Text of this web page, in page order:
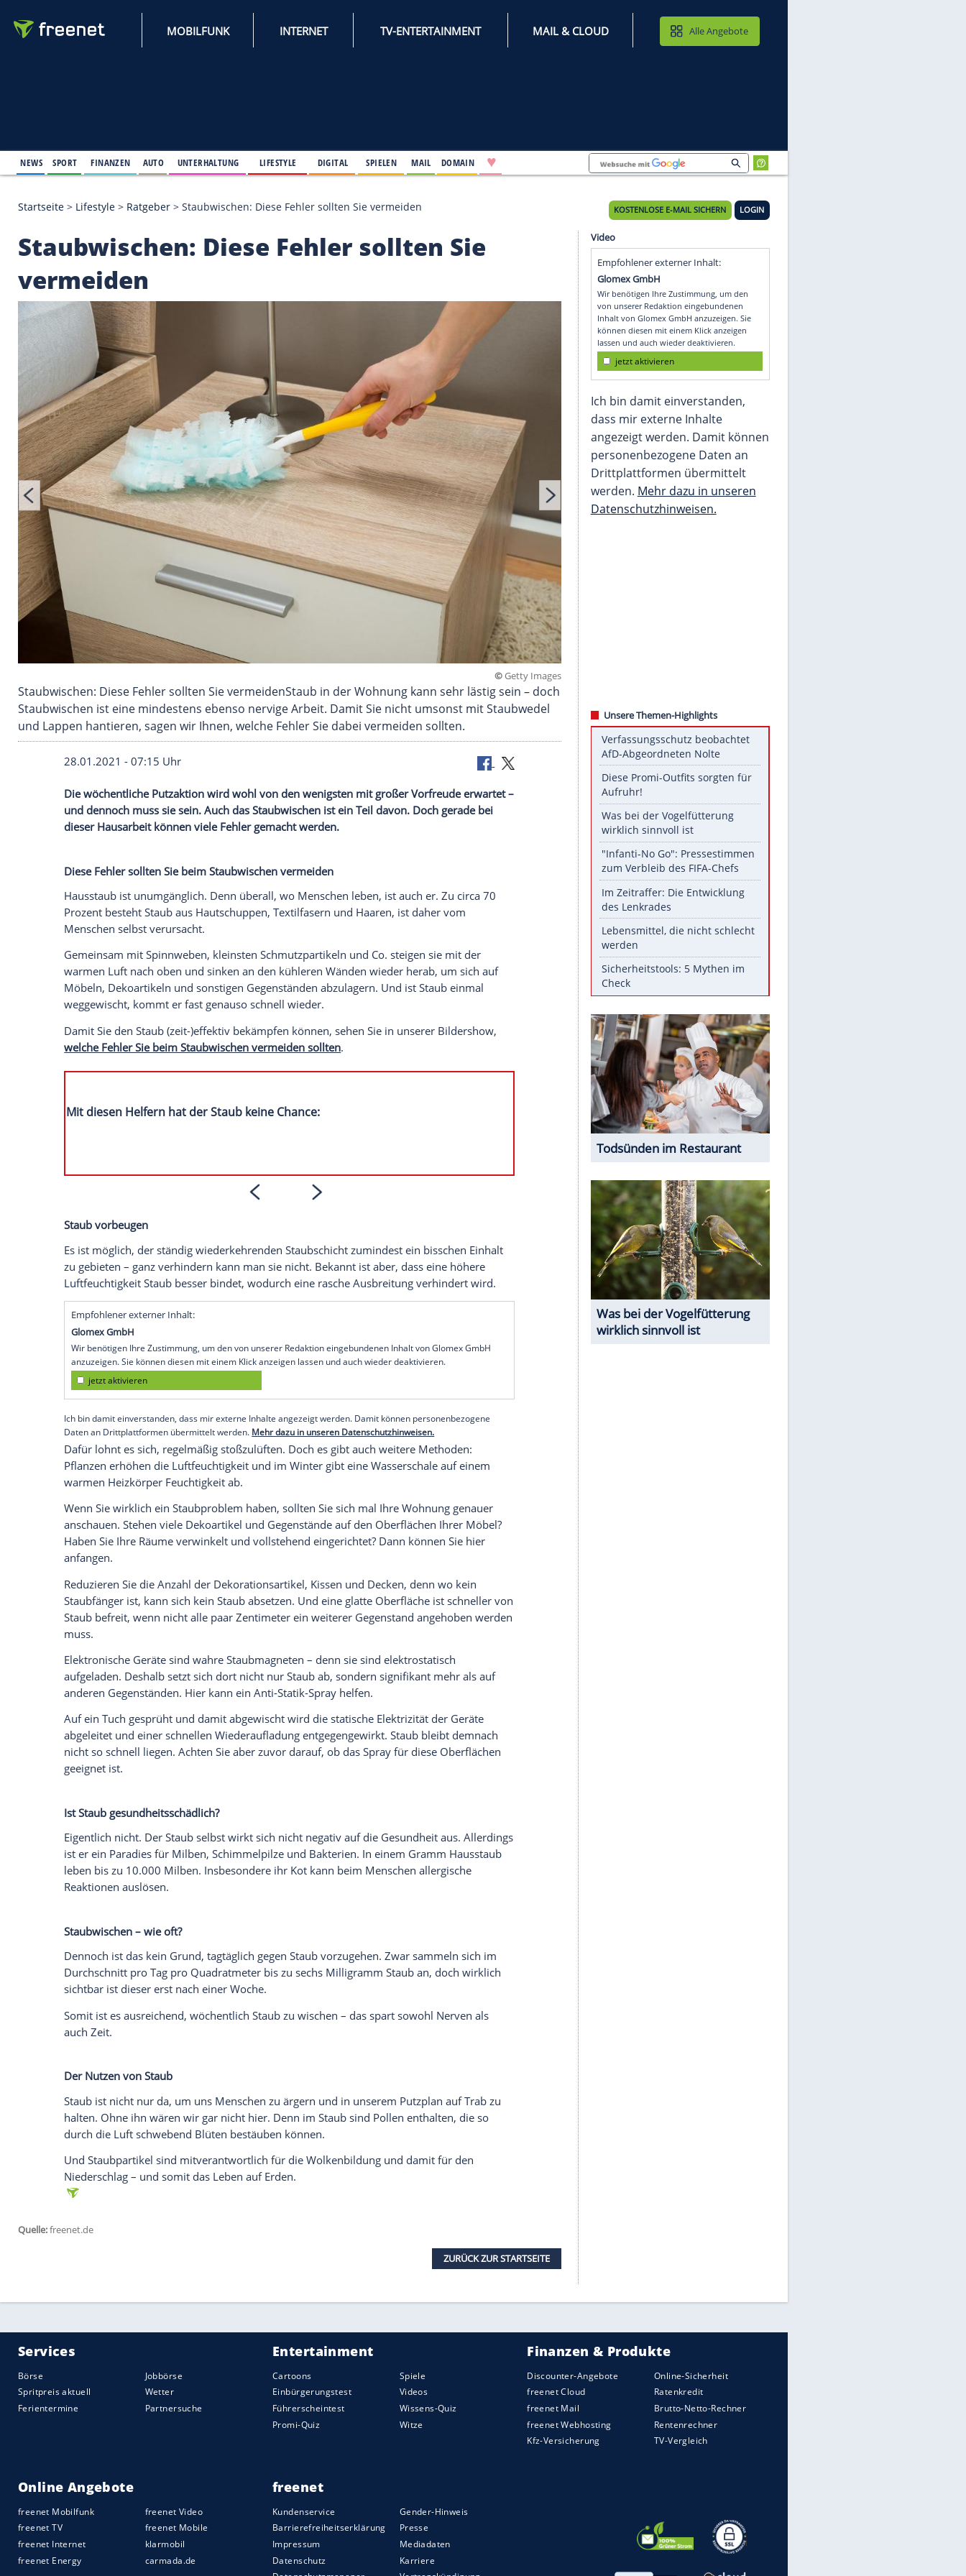
MOBILFUNK INTERNET TV-ENTERTAINMENT MAIL & CLOUD
KOSTENLOSE E-MAIL SICHERN
Startseite >Lifestyle >Ratgeber >Staubwischen: Diese Fehler sollten Sie vermeiden
Staubwischen: Diese Fehler sollten Sie
vermeiden
©Getty Images
Staubwischen: Diese Fehler sollten Sie vermeidenStaub in der Wohnung kann sehr lästig sein – doch
Staubwischen ist eine mindestens ebenso nervige Arbeit. Damit Sie nicht umsonst mit Staubwedel
und Lappen hantieren, sagen wir Ihnen, welche Fehler Sie dabei vermeiden sollten.
28.01.2021 - 07:15 Uhr
Die wöchentliche Putzaktion wird wohl von den wenigsten mit großer Vorfreude erwartet –
und dennoch muss sie sein. Auch dasStaubwischenist ein Teil davon. Doch gerade bei
dieser Hausarbeit können vieleFehlergemacht werden.
Diese Fehler sollten Sie beim Staubwischen vermeiden
Hausstaub ist unumgänglich. Denn überall, wo Menschen leben, ist auch er. Zu circa 70
Menschen selbst verursacht.
Gemeinsam mit Spinnweben, kleinsten Schmutzpartikeln und Co. steigen sie mit der
warmen Luft nach oben und sinken an den kühleren Wänden wieder herab, um sich auf
Möbeln, Dekoartikeln und sonstigen Gegenständen abzulagern. Und ist Staub einmal
Damit Sie den Staub (zeit-)effektiv bekämpfen können, sehen Sie in unserer Bildershow,
welche Fehler Sie beim Staubwischen vermeiden sollten.
Mit diesen Helfern hat der Staub keine Chance:
Staub vorbeugen
Es ist möglich, der ständig wiederkehrenden Staubschicht zumindest ein bisschen Einhalt
zu gebieten – ganz verhindern kann man sie nicht. Bekannt ist aber, dass eine höhere
Luftfeuchtigkeit Staub besser bindet, wodurch eine rasche Ausbreitung verhindert wird.
Empfohlener externer Inhalt:
Glomex GmbH
Wir benötigen Ihre Zustimmung, um den von unserer Redaktion eingebundenen Inhalt von Glomex GmbH
anzuzeigen. Sie können diesen mit einem Klick anzeigen lassen und auch wieder deaktivieren.
jetzt aktivieren
Ich bin damit einverstanden, dass mir externe Inhalte angezeigt werden. Damit können personenbezogene
Daten an Drittplattformen übermittelt werden.Mehr dazu in unseren Datenschutzhinweisen.
Dafür lohnt es sich, regelmäßig stoßzulüften. Doch es gibt auch weitere Methoden:
Pflanzen erhöhen die Luftfeuchtigkeit und im Winter gibt eine Wasserschale auf einem
Wenn Sie wirklich ein Staubproblem haben, sollten Sie sich mal Ihre Wohnung genauer
anschauen. Stehen viele Dekoartikel und Gegenstände auf den Oberflächen Ihrer Möbel?
Haben Sie Ihre Räume verwinkelt und vollstehend eingerichtet? Dann können Sie hier
anfangen.
Staubfänger ist, kann sich kein Staub absetzen. Und eine glatte Oberfläche ist schneller von
Staub befreit, wenn nicht alle paar Zentimeter ein weiterer Gegenstand angehoben werden
muss.
aufgeladen. Deshalb setzt sich dort nicht nur Staub ab, sondern signifikant mehr als auf
anderen Gegenständen. Hier kann ein Anti-Statik-Spray helfen.
Auf ein Tuch gesprüht und damit abgewischt wird die statische Elektrizität der Geräte
abgeleitet und einer schnellen Wiederaufladung entgegengewirkt. Staub bleibt demnach
nicht so schnell liegen. Achten Sie aber zuvor darauf, ob das Spray für diese Oberflächen
geeignet ist.
Ist Staub gesundheitsschädlich?
Eigentlich nicht. Der Staub selbst wirkt sich nicht negativ auf die Gesundheit aus. Allerdings
ist er ein Paradies für Milben, Schimmelpilze und Bakterien. In einem Gramm Hausstaub
leben bis zu 10.000 Milben. Insbesondere ihr Kot kann beim Menschen allergische
Dennoch ist das kein Grund, tagtäglich gegen Staub vorzugehen. Zwar sammeln sich im
Durchschnitt pro Tag pro Quadratmeter bis zu sechs Milligramm Staub an, doch wirklich
sichtbar ist dieser erst nach einer Woche.
Somit ist es ausreichend, wöchentlich Staub zu wischen – das spart sowohl Nerven als
Staub ist nicht nur da, um uns Menschen zu ärgern und in unserem Putzplan auf Trab zu
halten. Ohne ihn wären wir gar nicht hier. Denn im Staub sind Pollen enthalten, die so
durch die Luft schwebend Blüten bestäuben können.
Empfohlener externer Inhalt:
Glomex GmbH
Wir benötigen Ihre Zustimmung, um den
von unserer Redaktion eingebundenen
Inhalt von Glomex GmbH anzuzeigen. Sie
können diesen mit einem Klick anzeigen
jetzt aktivieren
Ich bin damit einverstanden,
dass mir externe Inhalte
Unsere Themen-Highlights
Verfassungsschutz beobachtet
Diese Promi-Outfits sorgten für
Aufruhr!
wirklich sinnvoll ist
"Infanti-No Go": Pressestimmen
zum Verbleib des FIFA-Chefs
Im Zeitraffer: Die Entwicklung
des Lenkrades
Lebensmittel, die nicht schlecht
werden
Sicherheitstools: 5 Mythen im
Check